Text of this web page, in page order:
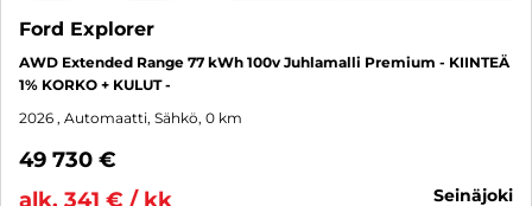
Ford Explorer
AWD Extended Range 77 kWh 100v Juhlamalli Premium - KIINTEÄ
1% KORKO + KULUT -
2026 , Automaatti, Sähkö, 0 km
49 730 €
alk. 341 € / kk
seinäjoki